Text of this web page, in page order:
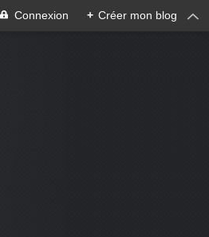
Connexion + Créer mon blog